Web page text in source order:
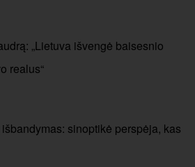
„Lietuva išvengė baisesnio
realus“
sinoptikė perspėja, kas